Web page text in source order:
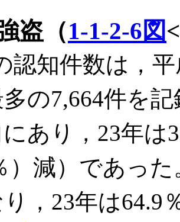
盗（1-1-2-6図
認知件数は，
の7,664件を
あり，23年は
）減）であっ
，23年は64.9